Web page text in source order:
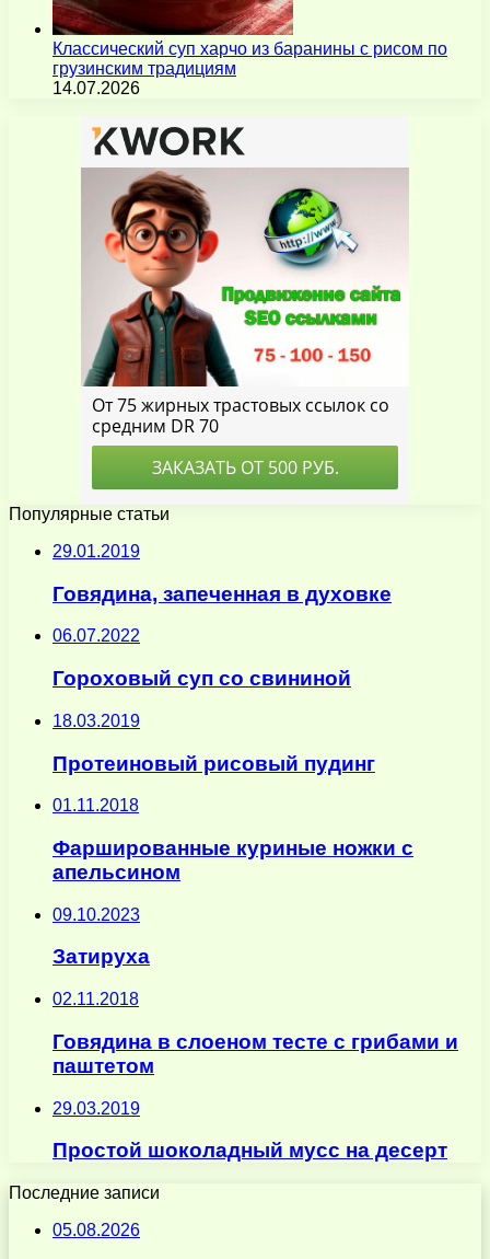
Классический суп харчо из баранины с рисом по
грузинским традициям
14.07.2026
Популярные статьи
29.01.2019
Говядина, запеченная в духовке
06.07.2022
Гороховый суп со свининой
18.03.2019
Протеиновый рисовый пудинг
01.11.2018
Фаршированные куриные ножки с
апельсином
09.10.2023
Затируха
02.11.2018
Говядина в слоеном тесте с грибами и
паштетом
29.03.2019
Простой шоколадный мусс на десерт
Последние записи
05.08.2026